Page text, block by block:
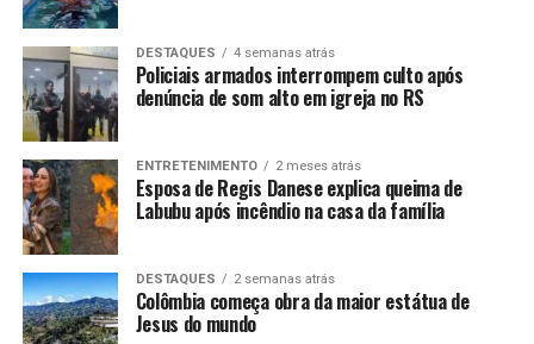
DESTAQUES 4 semanas atrás
Policiais armados interrompem culto após
denúncia de som alto em igreja no RS
ENTRETENIMENTO 2 meses atrás
Esposa de Regis Danese explica queima de
Labubu após incêndio na casa da família
DESTAQUES 2 semanas atrás
Colômbia começa obra da maior estátua de
Jesus do mundo